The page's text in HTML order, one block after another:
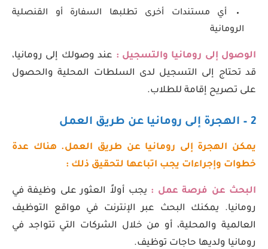
أي مستندات أخرى تطلبها السفارة أو القنصلية
الرومانية
الوصول إلى رومانيا والتسجيل : عند وصولك إلى رومانيا،
قد تحتاج إلى التسجيل لدى السلطات المحلية والحصول
على تصريح إقامة للطلاب.
2 – الهجرة إلى رومانيا عن طريق العمل
يمكن الهجرة إلى رومانيا عن طريق العمل. هناك عدة
خطوات وإجراءات يجب اتباعها لتحقيق ذلك :
البحث عن فرصة عمل : يجب أولاً العثور على وظيفة في
رومانيا. يمكنك البحث عبر الإنترنت في مواقع التوظيف
العالمية والمحلية، أو من خلال الشركات التي تتواجد في
رومانيا ولديها حاجات توظيف.